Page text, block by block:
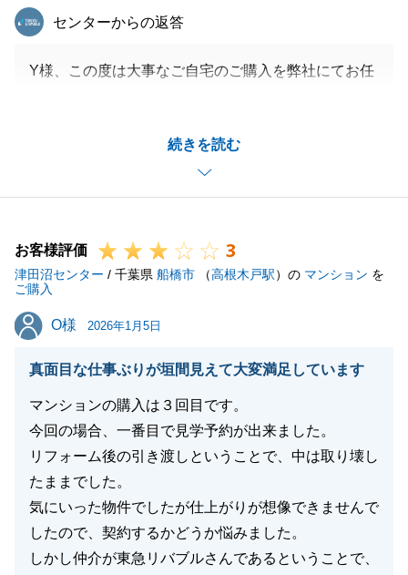
続きを読む
東急リバブル
センターからの返答
Y様、この度は大事なご自宅のご購入を弊社にてお任
引き続き何卒よろしくお願いいたします。
閉じる
お客様評価 3
津田沼センター / 千葉県 船橋市 （高根木戸駅）の マンション を
ご購入
O様
O様 2026年1月5日
真面目な仕事ぶりが垣間見えて大変満足しています
マンションの購入は３回目です。
今回の場合、一番目で見学予約が出来ました。
リフォーム後の引き渡しということで、中は取り壊し
たままでした。
気にいった物件でしたが仕上がりが想像できませんで
したので、契約するかどうか悩みました。
しかし仲介が東急リバブルさんであるということで、